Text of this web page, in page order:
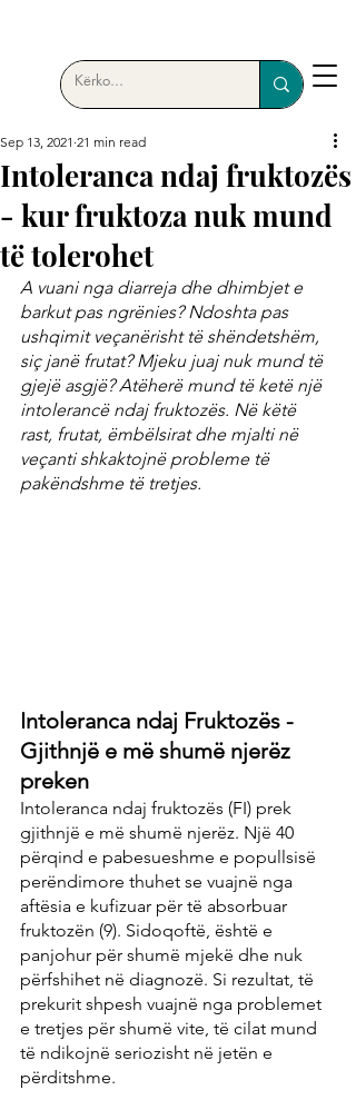
Intoleranca ndaj fruktozës
- kur fruktoza nuk mund
të tolerohet
Sep 13, 2021 21 min read
A vuani nga diarreja dhe dhimbjet e
barkut pas ngrënies? Ndoshta pas
ushqimit veçanërisht të shëndetshëm,
siç janë frutat? Mjeku juaj nuk mund të
gjejë asgjë? Atëherë mund të ketë një
intolerancë ndaj fruktozës. Në këtë
rast, frutat, ëmbëlsirat dhe mjalti në
veçanti shkaktojnë probleme të
pakëndshme të tretjes.
Intoleranca ndaj Fruktozës -
Gjithnjë e më shumë njerëz
preken
Intoleranca ndaj fruktozës (FI) prek
gjithnjë e më shumë njerëz. Një 40
përqind e pabesueshme e popullsisë
perëndimore thuhet se vuajnë nga
aftësia e kufizuar për të absorbuar
fruktozën (9). Sidoqoftë, është e
panjohur për shumë mjekë dhe nuk
përfshihet në diagnozë. Si rezultat, të
prekurit shpesh vuajnë nga problemet
e tretjes për shumë vite, të cilat mund
të ndikojnë seriozisht në jetën e
përditshme.